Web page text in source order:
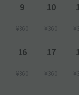
9
¥360
10
¥360
16
¥360
17
¥360